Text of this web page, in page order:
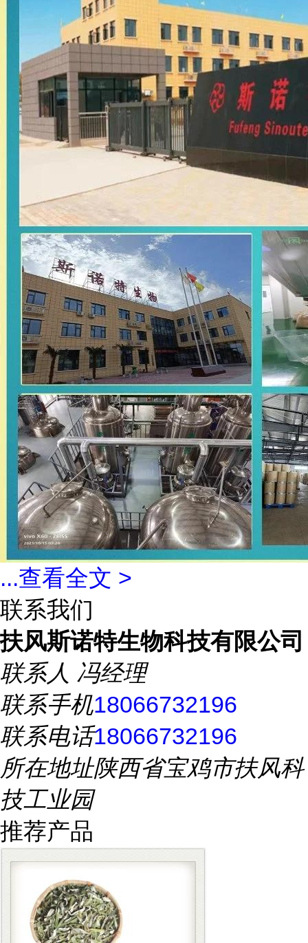
...查看全文 >
联系我们
扶风斯诺特生物科技有限公司
联系人 冯经理
联系手机18066732196
联系电话18066732196
所在地址陕西省宝鸡市扶风科
技工业园
推荐产品